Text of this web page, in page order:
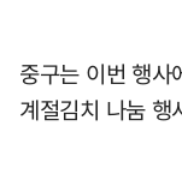
중구는 이번 행
계절김치 나눔 행